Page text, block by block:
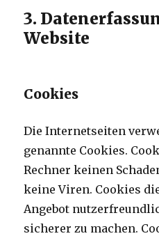
3.
Website
Cookies
Die Internetseiten
genannte Cookies.
Rechner keinen
keine Viren. Cookies
Angebot
sicherer zu machen.